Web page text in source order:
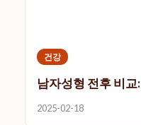
건강
남자성형 전후 비
2025-02-18